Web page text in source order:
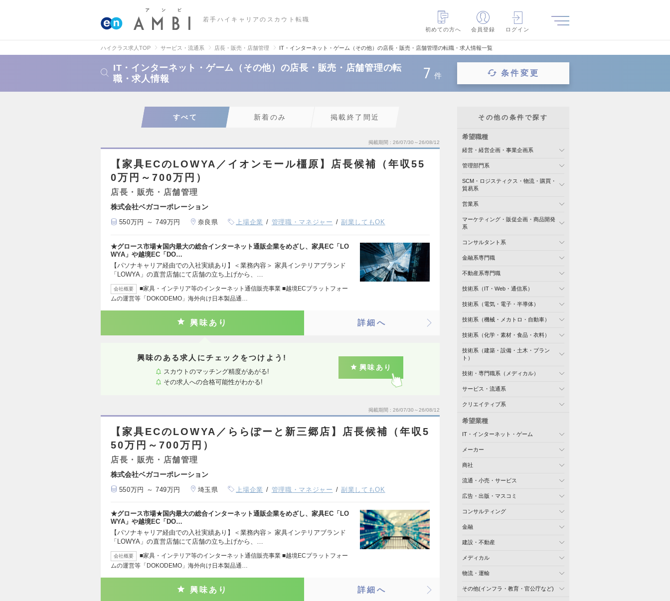
若手ハイキャリアのスカウト転職
初めての方へ
会員登録 ログイン
ハイクラス求人TOP サービス・流通系 店長・販売・店舗管理 IT・インターネット・ゲーム（その他）の店長・販売・店舗管理の転職・求人情報一覧
IT・インターネット・ゲーム（その他）の店長・販売・店舗管理の転
職・求人情報
7 件 条件変更
すべて 新着のみ 掲載終了間近
掲載期間 26/07/30～26/08/12
【家具ECのLOWYA／イオンモール橿原】店長候補（年収55
0万円～700万円）
店長・販売・店舗管理
株式会社ベガコーポレーション
550万円 ～ 749万円 奈良県 上場企業 管理職・マネジャー 副業してもOK
★グロース市場★国内最大の総合インターネット通販企業をめざし、家具EC「LO
WYA」や越境EC「DO…
【パソナキャリア経由での入社実績あり】＜業務内容＞ 家具インテリアブランド
「LOWYA」の直営店舗にて店舗の立ち上げから、…
会社概要
■家具・インテリア等のインターネット通信販売事業 ■越境ECプラットフォー
ムの運営等「DOKODEMO」海外向け日本製品通…
興味あり 詳細へ
興味のある求人にチェックをつけよう!
スカウトのマッチング精度があがる!
その求人への合格可能性がわかる!
興味あり
掲載期間 26/07/30～26/08/12
【家具ECのLOWYA／ららぽーと新三郷店】店長候補（年収5
50万円～700万円）
店長・販売・店舗管理
株式会社ベガコーポレーション
550万円 ～ 749万円 埼玉県 上場企業 管理職・マネジャー 副業してもOK
★グロース市場★国内最大の総合インターネット通販企業をめざし、家具EC「LO
WYA」や越境EC「DO…
【パソナキャリア経由での入社実績あり】＜業務内容＞ 家具インテリアブランド
「LOWYA」の直営店舗にて店舗の立ち上げから、…
会社概要
■家具・インテリア等のインターネット通信販売事業 ■越境ECプラットフォー
ムの運営等「DOKODEMO」海外向け日本製品通…
興味あり 詳細へ
その他の条件で探す
希望職種
経営・経営企画・事業企画系
管理部門系
SCM・ロジスティクス・物流・購買・
貿易系
営業系
マーケティング・販促企画・商品開発
系
コンサルタント系
金融系専門職
不動産系専門職
技術系（IT・Web・通信系）
技術系（電気・電子・半導体）
技術系（機械・メカトロ・自動車）
技術系（化学・素材・食品・衣料）
技術系（建築・設備・土木・プラン
ト）
技術・専門職系（メディカル）
サービス・流通系
クリエイティブ系
希望業種
IT・インターネット・ゲーム
メーカー
商社
流通・小売・サービス
広告・出版・マスコミ
コンサルティング
金融
建設・不動産
メディカル
物流・運輸
その他(インフラ・教育・官公庁など)